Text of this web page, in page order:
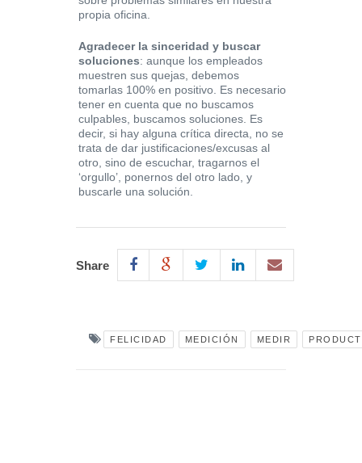
propia oficina.
Agradecer la sinceridad y buscar
soluciones: aunque los empleados
muestren sus quejas, debemos
tomarlas 100% en positivo. Es necesario
tener en cuenta que no buscamos
culpables, buscamos soluciones. Es
decir, si hay alguna crítica directa, no se
trata de dar justificaciones/excusas al
otro, sino de escuchar, tragarnos el
‘orgullo’, ponernos del otro lado, y
buscarle una solución.
Share
FELICIDAD MEDICIÓN MEDIR